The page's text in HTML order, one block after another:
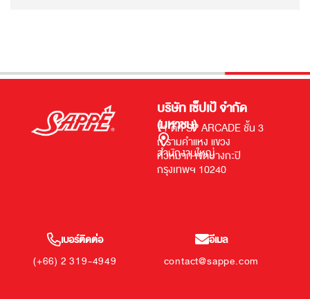
บริษัท เซ็ปเป้ จำกัด
(มหาชน)
สำนักงานใหญ่
71 ตึก SP ARCADE ชั้น 3
ถ.รามคำแหง แขวง
หัวหมาก เขตบางกะปิ
กรุงเทพฯ 10240
เบอร์ติดต่อ
(+66) 2 319-4949
อีเมล
contact@sappe.com